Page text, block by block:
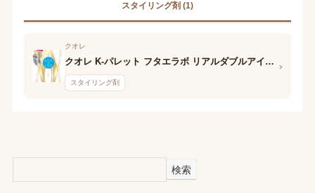
スタイリング剤 (1)
クオレ
クオレ K-パレット フタエラボ リアルダブルアイリッド
スタイリング剤
›
検索